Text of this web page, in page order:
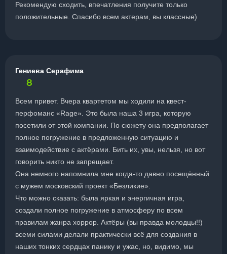
Рекомендую сходить, впечатления получите только
положительные. Спасибо всем актерам, вы классные)
Гениева Серафима
8
Всем привет. Вчера квартетом мы ходили на квест-
перфоманс «Rage». Это была наша 3 игра, которую
посетили от этой компании. По сюжету она предполагает
полное погружение в предложенную ситуацию и
взаимодействие с актёрами. Бить их, увы, нельзя, но вот
говорить никто не запрещает.
Она немного напомнила мне когда-то давно посещённый
с мужем московский проект «Безликие».
Что можно сказать: была яркая и энергичная игра,
создали полное погружение в атмосферу по всем
правилам жанра хоррор. Актёры (вы правда молодцы!!)
всеми силами делали практически всё для создания в
наших тонких сердцах панику и ужас, но, видимо, мы